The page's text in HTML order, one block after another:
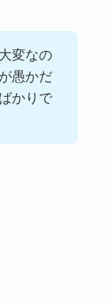
変なの
愚かだ
かりで